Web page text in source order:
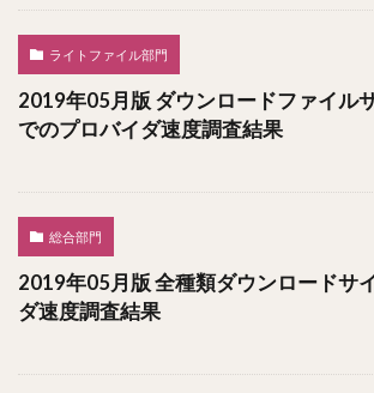
ライトファイル部門
2019年05月版 ダウンロードファイル
でのプロバイダ速度調査結果
総合部門
2019年05月版 全種類ダウンロードサ
ダ速度調査結果